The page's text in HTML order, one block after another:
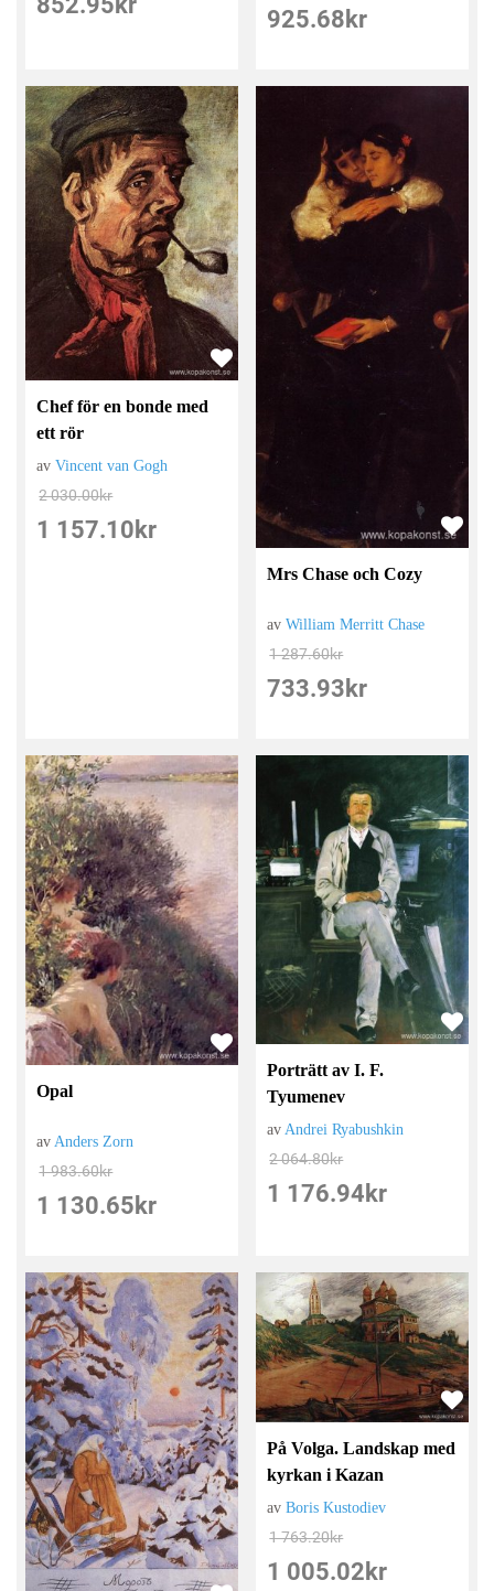
925.68 kr
Chef för en bonde med
ett rör
avVincent van Gogh
2 030.00kr
1 157.10 kr
Mrs Chase och Cozy
avWilliam Merritt Chase
1 287.60kr
733.93 kr
Opal
av Anders Zorn
1 983.60kr
1 130.65 kr
Porträtt av I. F.
Tyumenev
avAndrei Ryabushkin
2 064.80kr
1 176.94 kr
På Volga. Landskap med
kyrkan i Kazan
avBoris Kustodiev
1 763.20kr
1 005.02 kr